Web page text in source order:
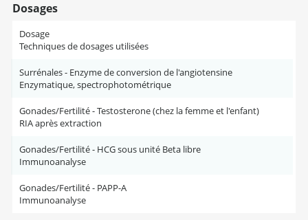
Dosages
Dosage
Techniques de dosages utilisées
Surrénales - Enzyme de conversion de l'angiotensine
Enzymatique, spectrophotométrique
Gonades/Fertilité - Testosterone (chez la femme et l'enfant)
RIA après extraction
Gonades/Fertilité - HCG sous unité Beta libre
Immunoanalyse
Gonades/Fertilité - PAPP-A
Immunoanalyse